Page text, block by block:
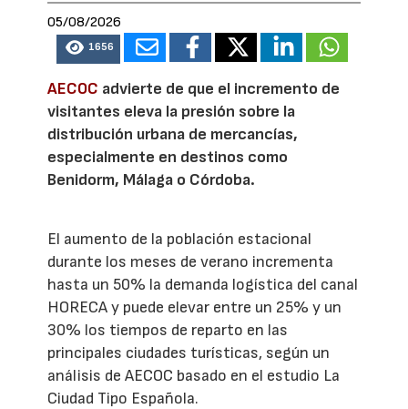
05/08/2026
1656
AECOC advierte de que el incremento de
visitantes eleva la presión sobre la
distribución urbana de mercancías,
especialmente en destinos como
Benidorm, Málaga o Córdoba.
El aumento de la población estacional
durante los meses de verano incrementa
hasta un 50% la demanda logística del canal
HORECA y puede elevar entre un 25% y un
30% los tiempos de reparto en las
principales ciudades turísticas, según un
análisis de AECOC basado en el estudio La
Ciudad Tipo Española.